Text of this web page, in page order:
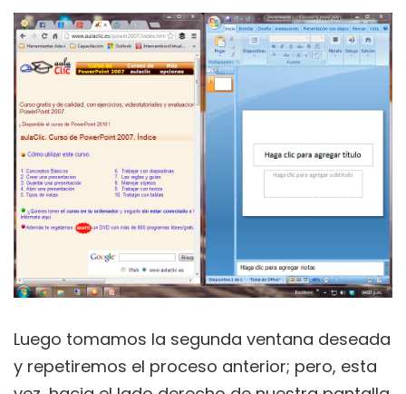
Luego tomamos la segunda ventana deseada
y repetiremos el proceso anterior; pero, esta